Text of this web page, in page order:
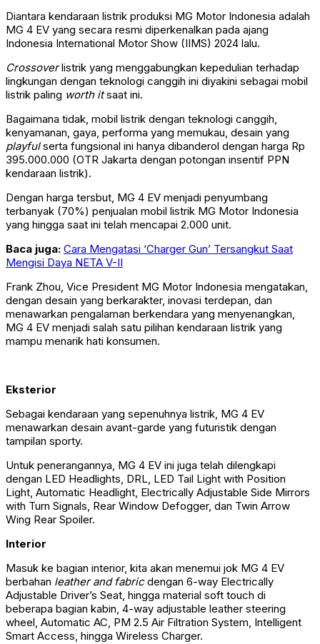
Diantara kendaraan listrik produksi MG Motor Indonesia adalah
MG 4 EV yang secara resmi diperkenalkan pada ajang
Indonesia International Motor Show (IIMS) 2024 lalu.
Crossoverlistrik yang menggabungkan kepedulian terhadap
lingkungan dengan teknologi canggih ini diyakini sebagai mobil
listrik paling worth itsaat ini.
Bagaimana tidak, mobil listrik dengan teknologi canggih,
kenyamanan, gaya, performa yang memukau, desain yang
playfulserta fungsional ini hanya dibanderol dengan harga Rp
395.000.000 (OTR Jakarta dengan potongan insentif PPN
kendaraan listrik).
Dengan harga tersbut, MG 4 EV menjadi penyumbang
terbanyak (70%) penjualan mobil listrik MG Motor Indonesia
yang hingga saat ini telah mencapai 2.000 unit.
Baca juga: Cara Mengatasi ‘Charger Gun’ Tersangkut Saat
Mengisi Daya NETA V-II
Frank Zhou, Vice President MG Motor Indonesia mengatakan,
dengan desain yang berkarakter, inovasi terdepan, dan
menawarkan pengalaman berkendara yang menyenangkan,
MG 4 EV menjadi salah satu pilihan kendaraan listrik yang
mampu menarik hati konsumen.
Eksterior
Sebagai kendaraan yang sepenuhnya listrik, MG 4 EV
menawarkan desain avant-garde yang futuristik dengan
tampilan sporty.
Untuk penerangannya, MG 4 EV ini juga telah dilengkapi
dengan LED Headlights, DRL, LED Tail Light with Position
Light, Automatic Headlight, Electrically Adjustable Side Mirrors
with Turn Signals, Rear Window Defogger, dan Twin Arrow
Wing Rear Spoiler.
Interior
Masuk ke bagian interior, kita akan menemui jok MG 4 EV
berbahan leather and fabricdengan 6-way Electrically
Adjustable Driver’s Seat, hingga material soft touch di
beberapa bagian kabin, 4-way adjustable leather steering
wheel, Automatic AC, PM 2.5 Air Filtration System, Intelligent
Smart Access, hingga Wireless Charger.